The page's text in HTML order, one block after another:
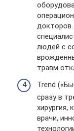
докторов.
людей с
травм
Trend
сразу в
хирургия,
врачи,